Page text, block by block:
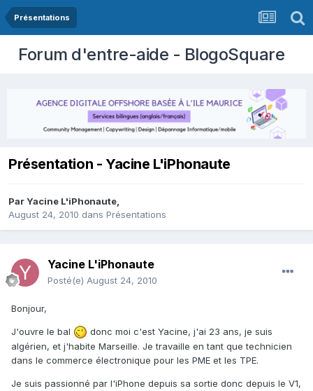
Présentations
Forum d'entre-aide - BlogoSquare
Présentation - Yacine L'iPhonaute
ParYacine L'iPhonaute
August 24, 2010 dans Présentations
Yacine L'iPhonaute
Posté(e) August 24, 2010
Bonjour,
J'ouvre le bal
donc moi c'est Yacine, j'ai 23 ans, je suis
algérien, et j'habite Marseille. Je travaille en tant que technicien
dans le commerce électronique pour les PME et les TPE.
Je suis passionné par l'iPhone depuis sa sortie donc depuis le V1,